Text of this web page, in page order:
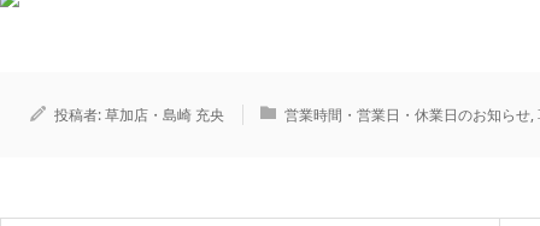
投稿者:草加店・島崎 充央 営業時間・営業日・休業日のお知らせ,